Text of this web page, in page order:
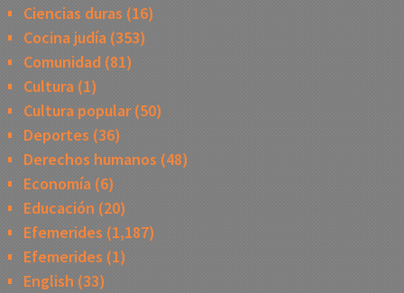
Ciencias duras (16)
Cocina judía(353)
Comunidad(81)
Cultura(1)
Cultura popular(50)
Deportes (36)
Derechos humanos (48)
Economía(6)
Educación (20)
Efemerides (1,187)
Efemerides (1)
English (33)